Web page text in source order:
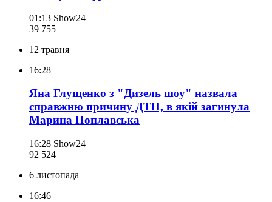
01:13 Show24
39 755
12 травня
16:28
Яна Глущенко з "Дизель шоу" назвала
справжню причину ДТП, в якій загинула
Марина Поплавська
16:28 Show24
92 524
6 листопада
16:46